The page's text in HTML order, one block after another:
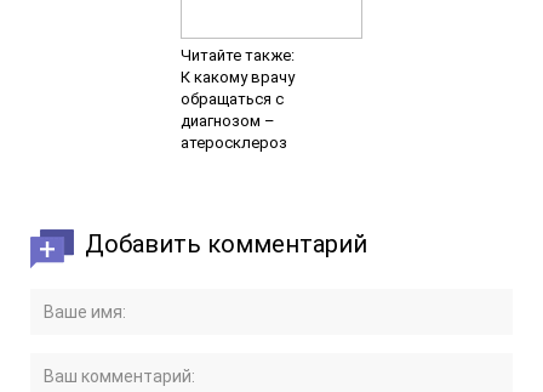
Читайте также:
К какому врачу
обращаться с
диагнозом –
атеросклероз
Добавить комментарий